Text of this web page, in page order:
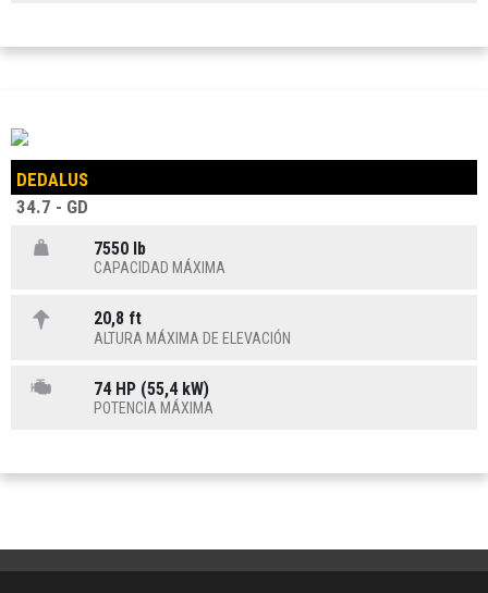
DEDALUS
34.7 - GD
7550 lb
CAPACIDAD MÁXIMA
20,8 ft
ALTURA MÁXIMA DE ELEVACIÓN
74 HP (55,4 kW)
POTENCIA MÁXIMA